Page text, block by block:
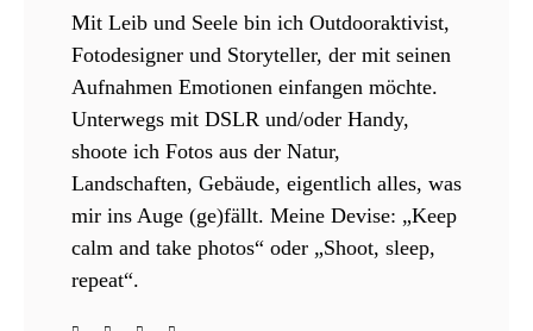
Mit Leib und Seele bin ich Outdooraktivist,
Fotodesigner und Storyteller, der mit seinen
Aufnahmen Emotionen einfangen möchte.
Unterwegs mit DSLR und/oder Handy,
shoote ich Fotos aus der Natur,
Landschaften, Gebäude, eigentlich alles, was
mir ins Auge (ge)fällt. Meine Devise: „Keep
calm and take photos“ oder „Shoot, sleep,
repeat“.